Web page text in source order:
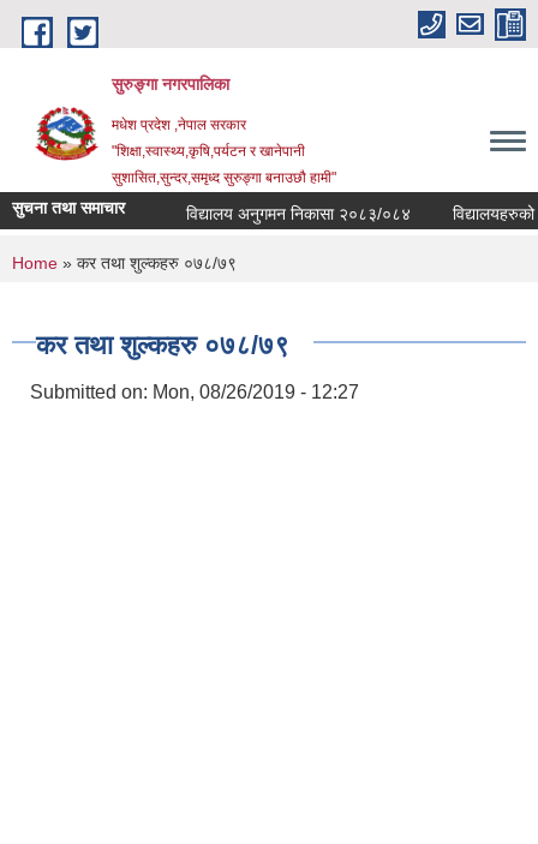
Skip to main content
सुरुङ्‍गा नगरपालिका
मधेश प्रदेश ,नेपाल सरकार
"शिक्षा,स्वास्थ्य,कृषि,पर्यटन र खानेपानी
सुशासित,सुन्दर,समृध्द सुरुङ्गा बनाउछौ हामी"
सुचना तथा समाचार विद्यालय अनुगमन निकासा २०८३/०८४ विद्यालयहरुको
You are here
Home » कर तथा शुल्कहरु ०७८/७९
कर तथा शुल्कहरु ०७८/७९
Submitted on: Mon, 08/26/2019 - 12:27